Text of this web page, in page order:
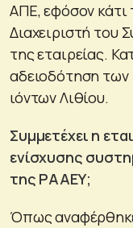
ΑΠΕ, εφόσον κάτι
Διαχειριστή του
της εταιρείας.
αδειοδότηση των
ιόντων Λιθίου.
Συμμετέχει η
ενίσχυσης
της ΡΑΑΕΥ;
Όπως